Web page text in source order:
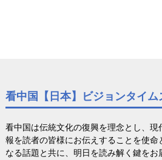
看中国【日本】ビジョンタイ
看中国は伝統文化の復興を理念とし、
報を読者の皆様にお伝えすることを使命
なる話題と共に、明日を読み解く鍵をお